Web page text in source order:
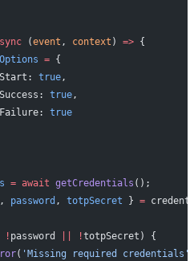
(event , context ) => {
= {
true,
true,
true
= await getCredentials ();
password , totpSecret } =
! password !totpSecret) {
( 'Missing required credentials'